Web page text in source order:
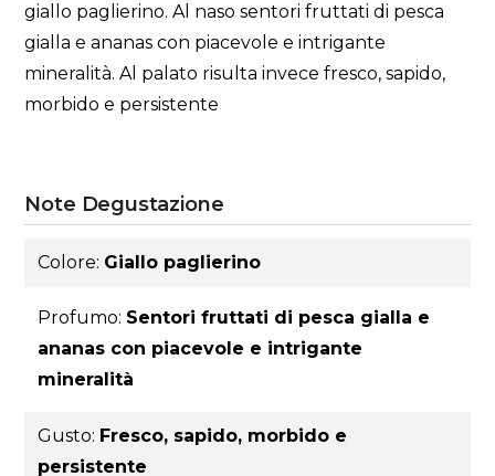
giallo paglierino. Al naso sentori fruttati di pesca
gialla e ananas con piacevole e intrigante
mineralità. Al palato risulta invece fresco, sapido,
morbido e persistente
Note Degustazione
Colore: Giallo paglierino
Profumo: Sentori fruttati di pesca gialla e
ananas con piacevole e intrigante
mineralità
Gusto: Fresco, sapido, morbido e
persistente